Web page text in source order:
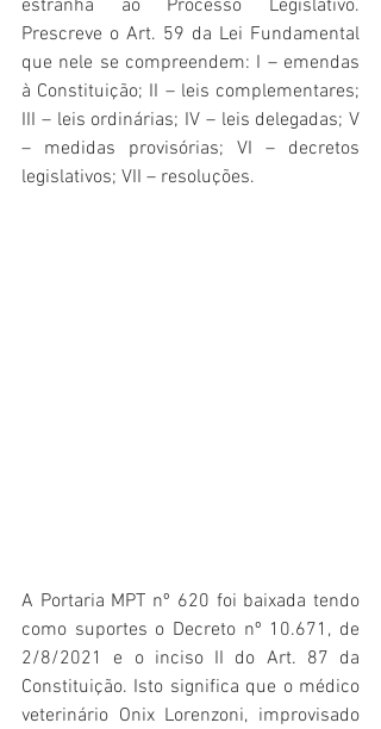
estranha ao Processo Legislativo.
Prescreve o Art. 59 da Lei Fundamental
que nele se compreendem: I – emendas
à Constituição; II – leis complementares;
III – leis ordinárias; IV – leis delegadas; V
– medidas provisórias; VI – decretos
legislativos; VII – resoluções.
A Portaria MPT nº 620 foi baixada tendo
como suportes o Decreto nº 10.671, de
2/8/2021 e o inciso II do Art. 87 da
Constituição. Isto significa que o médico
veterinário Onix Lorenzoni, improvisado